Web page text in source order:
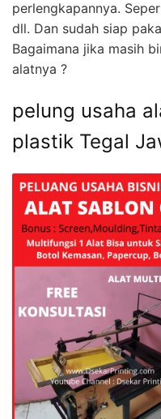
perlengkapannya.
dll. Dan sudah siap
Bagaimana jika masih
alatnya ?
pelung usaha
plastik Tegal